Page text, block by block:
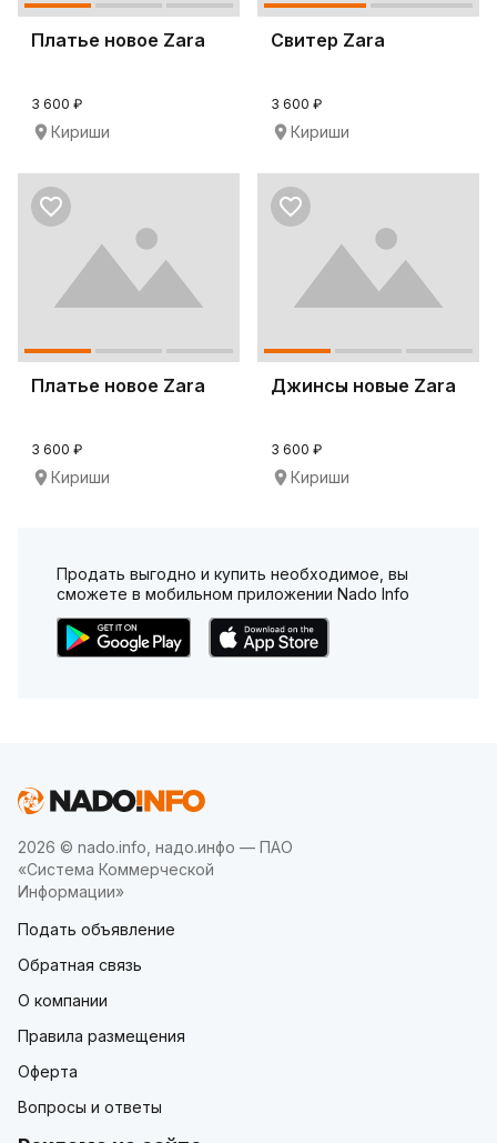
Платье новое Zara
3 600 ₽
Кириши
Свитер Zara
3 600 ₽
Кириши
Платье новое Zara
3 600 ₽
Кириши
Джинсы новые Zara
3 600 ₽
Кириши
Продать выгодно и купить необходимое, вы
сможете в мобильном приложении Nado Info
2026 © nado.info, надо.инфо — ПАО
«Система Коммерческой
Информации»
Подать объявление
Обратная связь
О компании
Правила размещения
Оферта
Вопросы и ответы